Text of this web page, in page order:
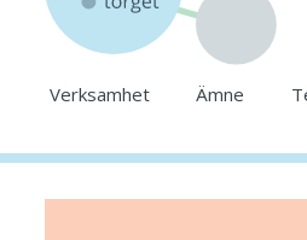
Verksamhet Ämne